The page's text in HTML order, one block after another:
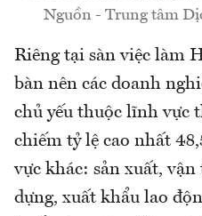
Nguồn - Trung tâm
Riêng tại sàn việc làm
bàn nên các doanh
chủ yếu thuộc lĩnh vực
chiếm tỷ lệ cao nhất
vực khác: sản xuất,
dựng, xuất khẩu lao